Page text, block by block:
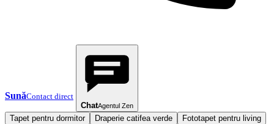
SunăContact direct
ChatAgentul Zen
Tapet pentru dormitor Draperie catifea verde Fototapet pentru living